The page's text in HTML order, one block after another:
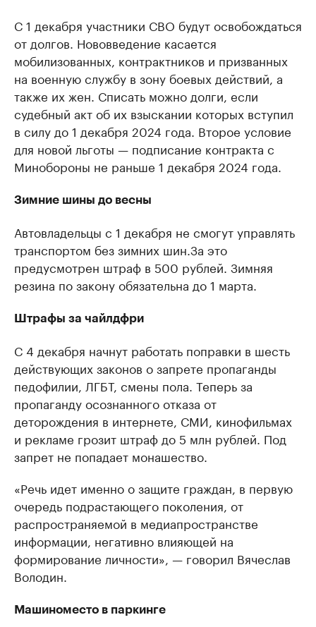
С 1 декабря участники СВО будут освобождаться
от долгов. Нововведение касается
мобилизованных, контрактников и призванных
на военную службу в зону боевых действий, а
также их жен. Списать можно долги, если
судебный акт об их взыскании которых вступил
в силу до 1 декабря 2024 года. Второе условие
для новой льготы — подписание контракта с
Минобороны не раньше 1 декабря 2024 года.
Зимние шины до весны
Автовладельцы с 1 декабря не смогут управлять
транспортом без зимних шин.За это
предусмотрен штраф в 500 рублей. Зимняя
резина по закону обязательна до 1 марта.
Штрафы за чайлдфри
С 4 декабря начнут работать поправки в шесть
действующих законов о запрете пропаганды
педофилии, ЛГБТ, смены пола. Теперь за
пропаганду осознанного отказа от
деторождения в интернете, СМИ, кинофильмах
и рекламе грозит штраф до 5 млн рублей. Под
запрет не попадает монашество.
«Речь идет именно о защите граждан, в первую
очередь подрастающего поколения, от
распространяемой в медиапространстве
информации, негативно влияющей на
формирование личности», — говорил Вячеслав
Володин.
Машиноместо в паркинге